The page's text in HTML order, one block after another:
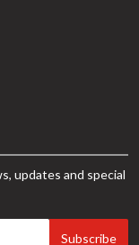
updates and special
Subscribe